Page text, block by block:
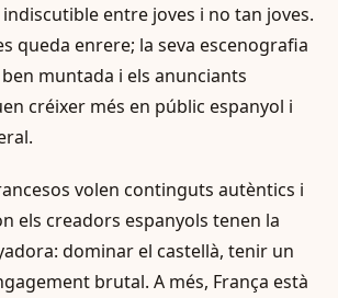
entre joves i no tan joves.
queda enrere; la seva escenografia
muntada i els anunciants
créixer més en públic espanyol i
volen continguts autèntics i
els creadors espanyols tenen la
dominar el castellà, tenir un
brutal. A més, França està